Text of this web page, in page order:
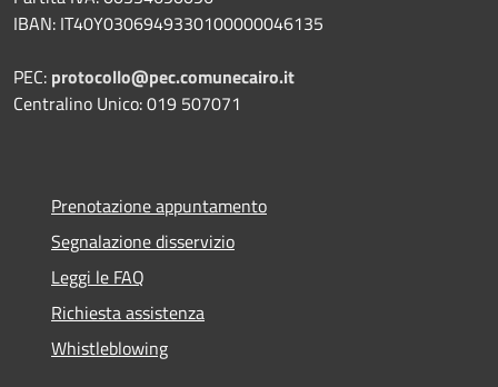
IBAN: IT40Y0306949330100000046135
PEC: protocollo@pec.comunecairo.it
Centralino Unico: 019 507071
Prenotazione appuntamento
Segnalazione disservizio
Leggi le FAQ
Richiesta assistenza
Whistleblowing